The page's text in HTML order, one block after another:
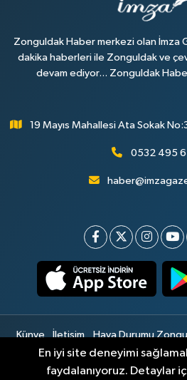
Zonguldak Haber merkezi olan İmza
dakika haberleri ile Zonguldak ve
devam ediyor... Zonguldak
19 Mayıs Mahallesi Ata Sokak
0532 495
Künye İletişim Hava Durumu
Gizlilik Sözleşmesi
Hizmet
En iyi site deneyimi
faydalanıyoruz. Detaylar